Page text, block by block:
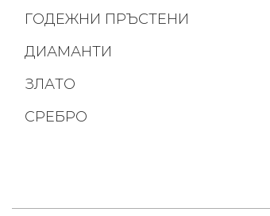
ГОДЕЖНИ ПРЪСТЕНИ
ДИАМАНТИ
ЗЛАТО
СРЕБРО